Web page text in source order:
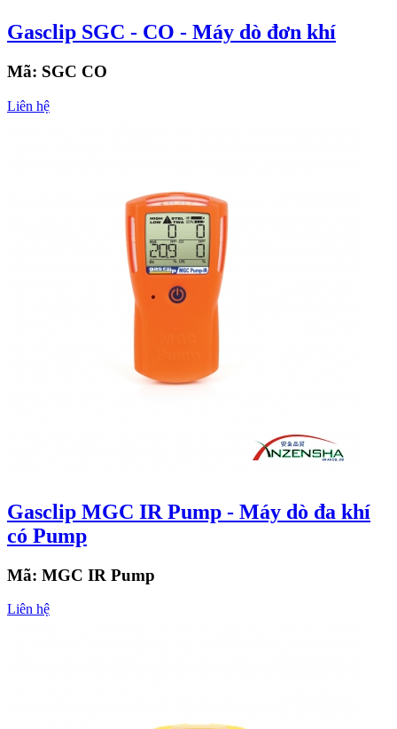
Gasclip SGC - CO - Máy dò đơn khí
Mã: SGC CO
Liên hệ
Gasclip MGC IR Pump - Máy dò đa khí
có Pump
Mã: MGC IR Pump
Liên hệ